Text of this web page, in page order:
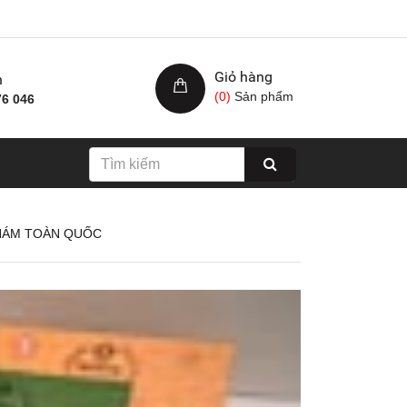
046
Giỏ hàng
(0) Sản phẩm
TOÀN QUỐC
Nhám xốp hạ cam, kích